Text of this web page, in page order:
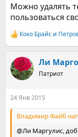
Можно удалять
пользоваться
Р
е
к
ц
и
Коко Брайс и
Ли
Патриот
24 Янв 2015
Владимир Файб
@Ли Маргулис,